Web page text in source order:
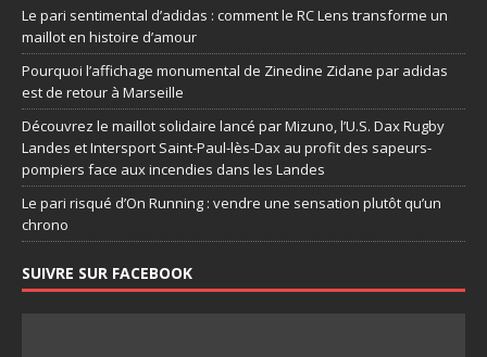
Le pari sentimental d’adidas : comment le RC Lens transforme un
maillot en histoire d’amour
Pourquoi l’affichage monumental de Zinedine Zidane par adidas
est de retour à Marseille
Découvrez le maillot solidaire lancé par Mizuno, l’U.S. Dax Rugby
Landes et Intersport Saint-Paul-lès-Dax au profit des sapeurs-
pompiers face aux incendies dans les Landes
Le pari risqué d’On Running : vendre une sensation plutôt qu’un
chrono
SUIVRE SUR FACEBOOK